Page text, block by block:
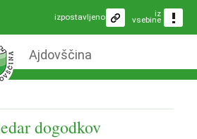
iz
vsebine
izpostavljeno
Ajdovščina
dogodkov